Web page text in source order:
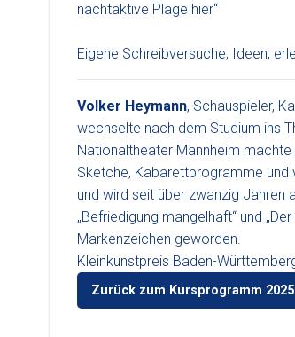
nachtaktive Plage hier“
Eigene Schreibversuche, Ideen,
Volker Heymann, Schauspieler,
wechselte nach dem Studium ins
Nationaltheater Mannheim
Sketche, Kabarettprogramme und
und wird seit über zwanzig Jahren
„Befriedigung mangelhaft“ und
Markenzeichen geworden.
Kleinkunstpreis Baden-
Zurück zum Kursprogramm 2025